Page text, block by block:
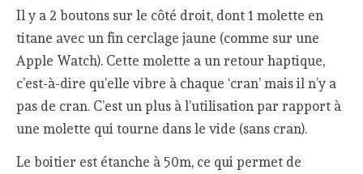
Il y a 2 boutons sur le côté droit, dont 1 molette en
titane avec un fin cerclage jaune (comme sur une
Apple Watch). Cette molette a un retour haptique,
c’est-à-dire qu’elle vibre à chaque ‘cran’ mais il n’y a
pas de cran. C’est un plus à l’utilisation par rapport à
une molette qui tourne dans le vide (sans cran).
Le boitier est étanche à 50m, ce qui permet de